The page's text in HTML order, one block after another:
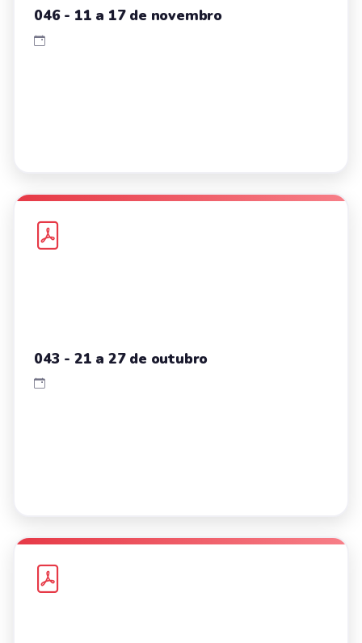
046 - 11 a 17 de novembro
043 - 21 a 27 de outubro